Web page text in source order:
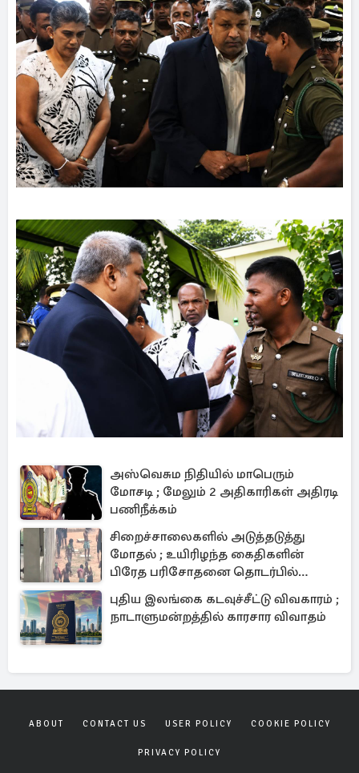
அஸ்வெசும நிதியில் மாபெரும்
மோசடி ; மேலும் 2 அதிகாரிகள் அதிரடி
பணிநீக்கம்
சிறைச்சாலைகளில் அடுத்தடுத்து
மோதல் ; உயிரிழந்த கைதிகளின்
பிரேத பரிசோதனை தொடர்பில்
வெளியான தகவல்
புதிய இலங்கை கடவுச்சீட்டு விவகாரம் ;
நாடாளுமன்றத்தில் காரசார விவாதம்
ABOUT CONTACT US USER POLICY COOKIE POLICY
PRIVACY POLICY